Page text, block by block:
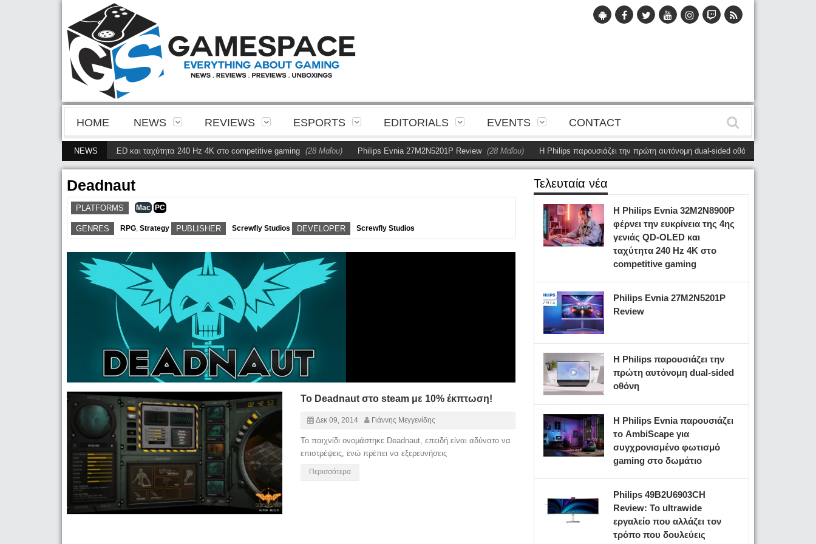
HOME NEWS REVIEWS ESPORTS EDITORIALS EVENTS CONTACT
NEWS
της 4ης γενιάς QD-OLED και ταχύτητα 240 Hz 4K στο competitive gaming (28 Μαΐου) Philips Evnia 27M2N5201P Review (28 Μαΐου) Η Philips παρουσιάζει την πρώτη αυτόνομη dual-sided οθόνη (28 Μαΐου)
Deadnaut
PLATFORMS Mac PC
GENRES RPG, Strategy PUBLISHER Screwfly Studios DEVELOPER Screwfly Studios
Το Deadnaut στο steam με 10% έκπτωση!
Δεκ 09, 2014 Γιάννης Μεγγενίδης
Το παιχνίδι ονομάστηκε Deadnaut, επειδή είναι αδύνατο να
επιστρέψεις, ενώ πρέπει να εξερευνήσεις
Περισσότερα
Τελευταία νέα
Η Philips Evnia 32M2N8900P
φέρνει την ευκρίνεια της 4ης
γενιάς QD-OLED και
ταχύτητα 240 Hz 4K στο
competitive gaming
Philips Evnia 27M2N5201P
Review
Η Philips παρουσιάζει την
πρώτη αυτόνομη dual-sided
οθόνη
Η Philips Evnia παρουσιάζει
το AmbiScape για
συγχρονισμένο φωτισμό
gaming στο δωμάτιο
Philips 49B2U6903CH
Review: Το ultrawide
εργαλείο που αλλάζει τον
τρόπο που δουλεύεις